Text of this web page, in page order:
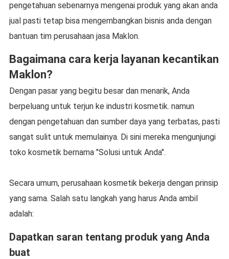
pengetahuan sebenarnya mengenai produk yang akan anda
jual pasti tetap bisa mengembangkan bisnis anda dengan
bantuan tim perusahaan jasa Maklon.
Bagaimana cara kerja layanan kecantikan
Maklon?
Dengan pasar yang begitu besar dan menarik, Anda
berpeluang untuk terjun ke industri kosmetik. namun
dengan pengetahuan dan sumber daya yang terbatas, pasti
sangat sulit untuk memulainya. Di sini mereka mengunjungi
toko kosmetik bernama "Solusi untuk Anda".
Secara umum, perusahaan kosmetik bekerja dengan prinsip
yang sama. Salah satu langkah yang harus Anda ambil
adalah:
Dapatkan saran tentang produk yang Anda
buat